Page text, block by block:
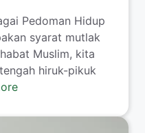
Pedoman Hidup
syarat mutlak
Muslim, kita
hiruk-pikuk